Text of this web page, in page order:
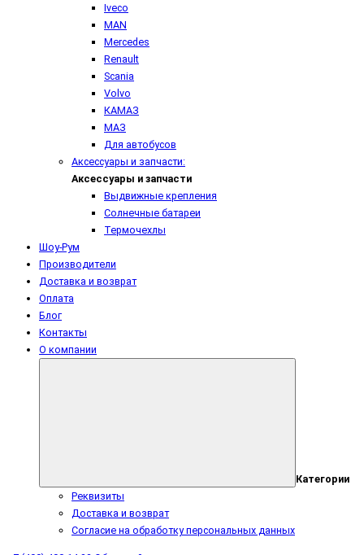
Iveco
MAN
Mercedes
Renault
Scania
Volvo
КАМАЗ
МАЗ
Для автобусов
Аксессуары и запчасти:
Аксессуары и запчасти
Выдвижные крепления
Солнечные батареи
Термочехлы
Шоу-Рум
Производители
Доставка и возврат
Оплата
Блог
Контакты
О компании
Категории
Реквизиты
Доставка и возврат
Согласие на обработку персональных данных